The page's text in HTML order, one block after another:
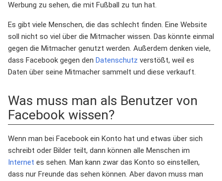
Werbung zu sehen, die mit Fußball zu tun hat.
Es gibt viele Menschen, die das schlecht finden. Eine Website
soll nicht so viel über die Mitmacher wissen. Das könnte einmal
gegen die Mitmacher genutzt werden. Außerdem denken viele,
dass Facebook gegen den Datenschutz verstößt, weil es
Daten über seine Mitmacher sammelt und diese verkauft.
Was muss man als Benutzer von
Facebook wissen?
Wenn man bei Facebook ein Konto hat und etwas über sich
schreibt oder Bilder teilt, dann können alle Menschen im
Internet es sehen. Man kann zwar das Konto so einstellen,
dass nur Freunde das sehen können. Aber davon muss man